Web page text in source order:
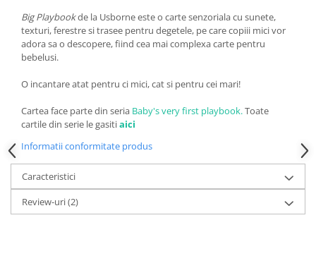
Big Playbookde la Usborne este o carte senzoriala cu sunete,
texturi, ferestre si trasee pentru degetele, pe care copiii mici vor
adora sa o descopere, fiind cea mai complexa carte pentru
bebelusi.
O incantare atat pentru ci mici, cat si pentru cei mari!
Cartea face parte din seria Baby's very first playbook.Toate
cartile din serie le gasitiaici
Informatii conformitate produs
Caracteristici
Review-uri(2)